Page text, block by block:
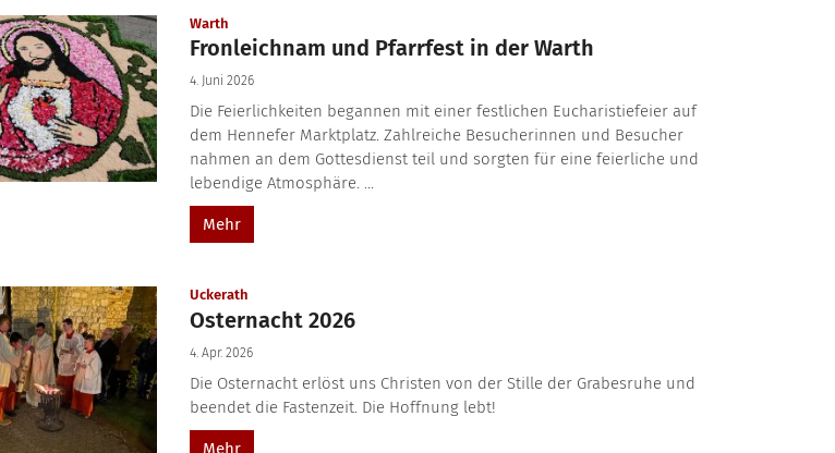
Warth
Fronleichnam und Pfarrfest in der Warth
4. Juni 2026
Die Feierlichkeiten begannen mit einer festlichen Eucharistiefeier auf
dem Hennefer Marktplatz. Zahlreiche Besucherinnen und Besucher
nahmen an dem Gottesdienst teil und sorgten für eine feierliche und
lebendige Atmosphäre. ...
Mehr
Uckerath
Osternacht 2026
4. Apr. 2026
Die Osternacht erlöst uns Christen von der Stille der Grabesruhe und
beendet die Fastenzeit. Die Hoffnung lebt!
Mehr